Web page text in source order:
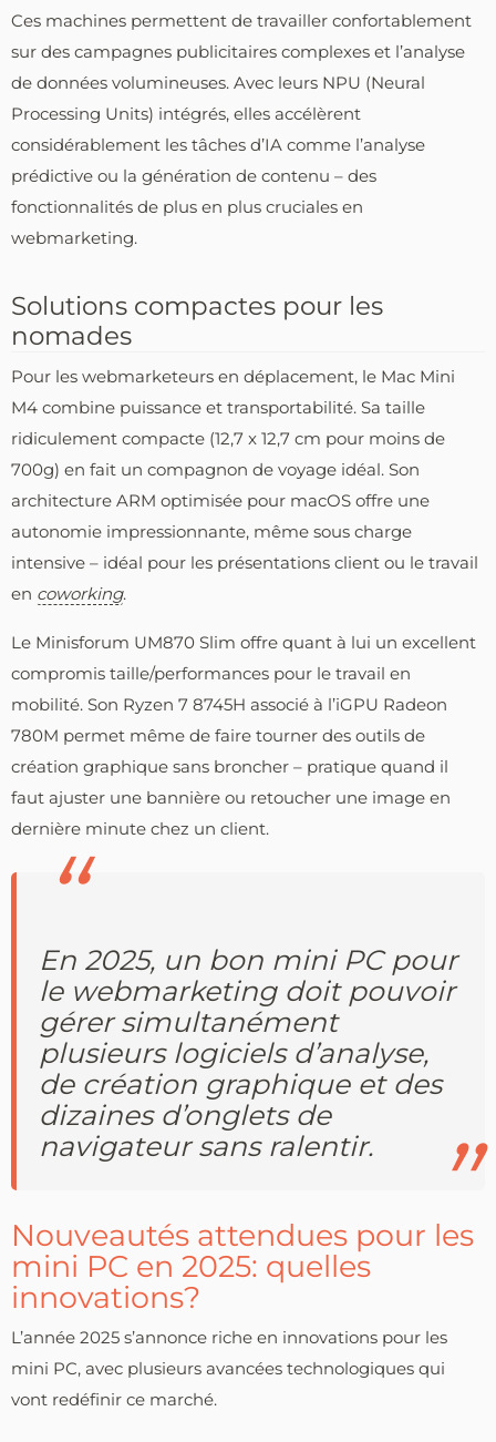
Ces machines permettent de travailler confortablement
sur des campagnes publicitaires complexes et l’analyse
de données volumineuses. Avec leurs NPU (Neural
Processing Units) intégrés, elles accélèrent
considérablement les tâches d’IA comme l’analyse
prédictive ou la génération de contenu – des
fonctionnalités de plus en plus cruciales en
webmarketing.
Solutions compactes pour les
nomades
Pour les webmarketeurs en déplacement, le Mac Mini
M4 combine puissance et transportabilité. Sa taille
ridiculement compacte (12,7 x 12,7 cm pour moins de
700g) en fait un compagnon de voyage idéal. Son
architecture ARM optimisée pour macOS offre une
autonomie impressionnante, même sous charge
intensive – idéal pour les présentations client ou le travail
en coworking.
Le Minisforum UM870 Slim offre quant à lui un excellent
compromis taille/performances pour le travail en
mobilité. Son Ryzen 7 8745H associé à l’iGPU Radeon
780M permet même de faire tourner des outils de
création graphique sans broncher – pratique quand il
faut ajuster une bannière ou retoucher une image en
dernière minute chez un client.
En 2025, un bon mini PC pour
le webmarketing doit pouvoir
gérer simultanément
plusieurs logiciels d’analyse,
de création graphique et des
dizaines d’onglets de
navigateur sans ralentir.
Nouveautés attendues pour les
mini PC en 2025: quelles
innovations?
L’année 2025 s’annonce riche en innovations pour les
mini PC, avec plusieurs avancées technologiques qui
vont redéfinir ce marché.